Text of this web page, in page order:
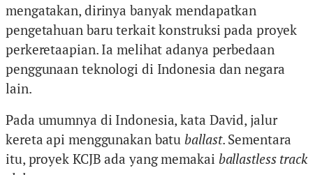
mengatakan, dirinya banyak mendapatkan
pengetahuan baru terkait konstruksi pada proyek
perkeretaapian. Ia melihat adanya perbedaan
penggunaan teknologi di Indonesia dan negara
lain.
Pada umumnya di Indonesia, kata David, jalur
kereta api menggunakan batuballast. Sementara
itu, proyek KCJB ada yang memakai ballastless track